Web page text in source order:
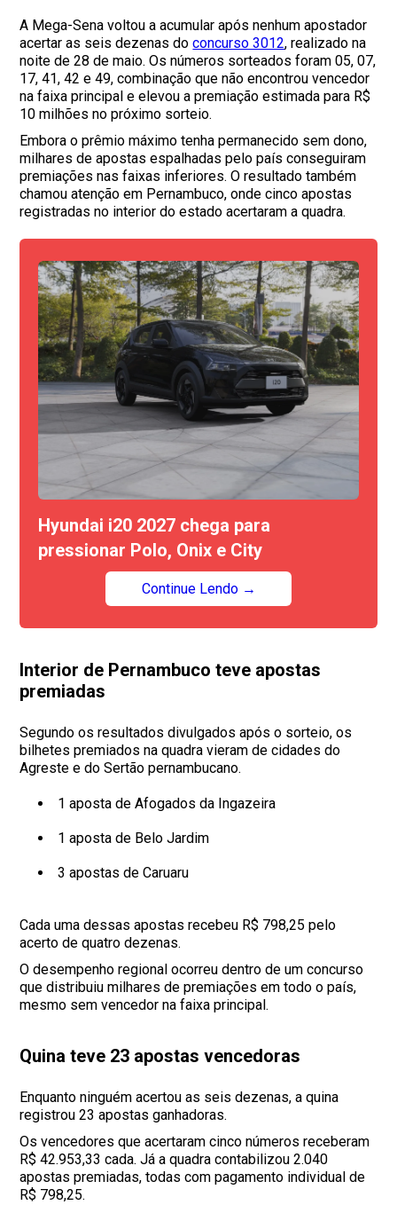
A Mega-Sena voltou a acumular após nenhum apostador
acertar as seis dezenas doconcurso 3012, realizado na
noite de 28 de maio. Os números sorteados foram 05, 07,
17, 41, 42 e 49, combinação que não encontrou vencedor
na faixa principal e elevou a premiação estimada para R$
10 milhões no próximo sorteio.
Embora o prêmio máximo tenha permanecido sem dono,
milhares de apostas espalhadas pelo país conseguiram
premiações nas faixas inferiores. O resultado também
chamou atenção em Pernambuco, onde cinco apostas
registradas no interior do estado acertaram a quadra.
Hyundai i20 2027 chega para
pressionar Polo, Onix e City
Continue Lendo →
Interior de Pernambuco teve apostas
premiadas
Segundo os resultados divulgados após o sorteio, os
bilhetes premiados na quadra vieram de cidades do
Agreste e do Sertão pernambucano.
1 aposta de Afogados da Ingazeira
1 aposta de Belo Jardim
3 apostas de Caruaru
Cada uma dessas apostas recebeu R$ 798,25 pelo
acerto de quatro dezenas.
O desempenho regional ocorreu dentro de um concurso
que distribuiu milhares de premiações em todo o país,
mesmo sem vencedor na faixa principal.
Quina teve 23 apostas vencedoras
Enquanto ninguém acertou as seis dezenas, a quina
registrou 23 apostas ganhadoras.
Os vencedores que acertaram cinco números receberam
R$ 42.953,33 cada. Já a quadra contabilizou 2.040
apostas premiadas, todas com pagamento individual de
R$ 798,25.